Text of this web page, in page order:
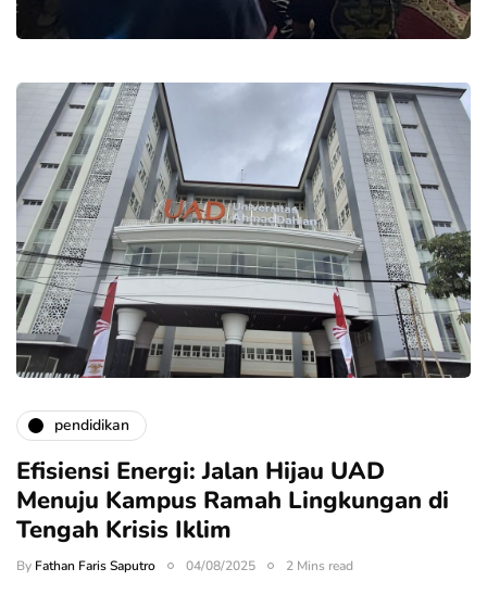
pendidikan
Efisiensi Energi: Jalan Hijau UAD
Menuju Kampus Ramah Lingkungan di
Tengah Krisis Iklim
By Fathan Faris Saputro 04/08/2025 2 Mins read